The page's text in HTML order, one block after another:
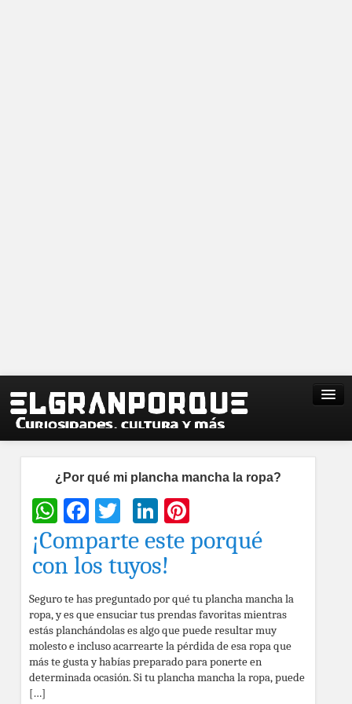
¿Por qué mi plancha mancha la ropa?
WhatsApp
Facebook
TwitterLinkedIn
¡Comparte este porqué
con los tuyos!
Seguro te has preguntado por qué tu plancha mancha la
ropa, y es que ensuciar tus prendas favoritas mientras
estás planchándolas es algo que puede resultar muy
molesto e incluso acarrearte la pérdida de esa ropa que
más te gusta y habías preparado para ponerte en
determinada ocasión. Si tu plancha mancha la ropa, puede
[…]